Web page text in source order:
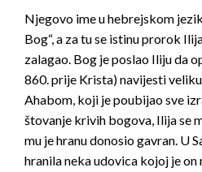
Njegovo ime u hebrejskom
Bog“, a za tu se istinu prorok
zalagao. Bog je poslao Iliju da
860. prije Krista) navijesti
Ahabom, koji je poubijao sve
štovanje krivih bogova, Ilija se
mu je hranu donosio gavran. U
hranila neka udovica kojoj je